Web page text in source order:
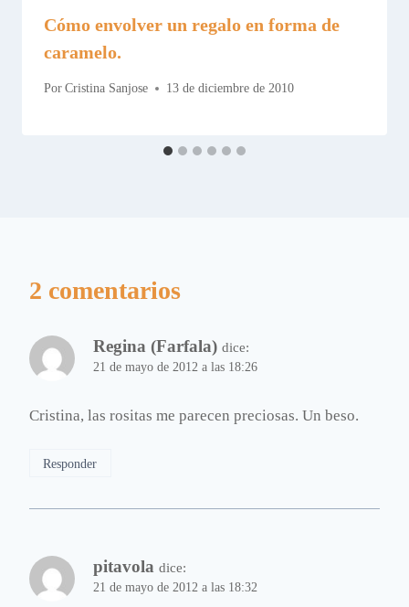
Cómo envolver un regalo en forma de
caramelo.
Por Cristina Sanjose 13 de diciembre de 2010
2 comentarios
Regina (Farfala) dice:
21 de mayo de 2012 a las 18:26
Cristina, las rositas me parecen preciosas. Un beso.
Responder
pitavola dice:
21 de mayo de 2012 a las 18:32